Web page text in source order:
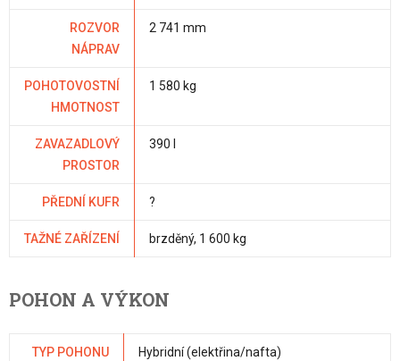
ROZVOR
NÁPRAV
2 741 mm
POHOTOVOSTNÍ
HMOTNOST
1 580 kg
ZAVAZADLOVÝ
PROSTOR
390 l
PŘEDNÍ KUFR ?
TAŽNÉ ZAŘÍZENÍ brzděný, 1 600 kg
POHON A VÝKON
TYP POHONU Hybridní (elektřina/nafta)